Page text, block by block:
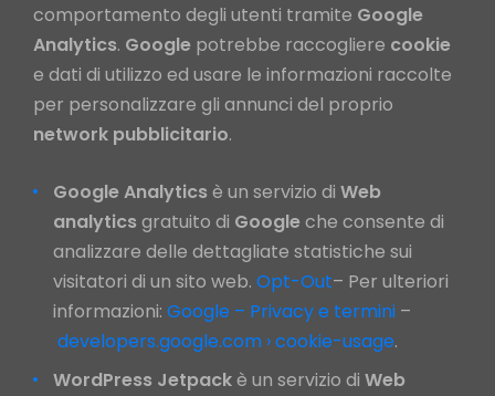
comportamento degli utenti tramite Google
Analytics. Google potrebbe raccogliere cookie
e dati di utilizzo ed usare le informazioni raccolte
per personalizzare gli annunci del proprio
network pubblicitario.
Google Analytics è un servizio di Web
analytics gratuito di Google che consente di
analizzare delle dettagliate statistiche sui
visitatori di un sito web. Opt-Out– Per ulteriori
informazioni: Google – Privacy e termini –
developers.google.com › cookie-usage.
WordPress Jetpackè un servizio di Web